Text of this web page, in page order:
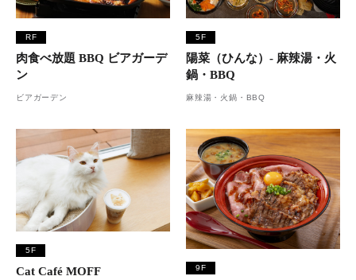
RF
肉食べ放題 BBQ ビアガーデ
ン
ビアガーデン
5F
陽菜（ひんな）- 麻辣湯・火
鍋・BBQ
麻辣湯・火鍋・BBQ
5F
Cat Café MOFF 9F